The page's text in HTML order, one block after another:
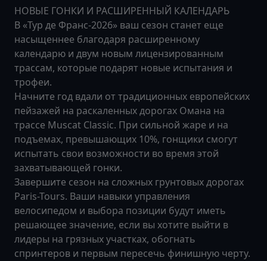
НОВЫЕ ГОНКИ И РАСШИРЕННЫЙ КАЛЕНДАРЬ
В «Тур де Франс-2026» ваш сезон станет еще
насыщеннее благодаря расширенному
календарю и двум новым лицензированным
трассам, которые подарят новые испытания и
трофеи.
Начните год вдали от традиционных европейских
пейзажей на раскаленных дорогах Омана на
трассе Muscat Classic. При сильной жаре и на
подъемах, превышающих 10%, гонщики смогут
испытать свои возможности во время этой
захватывающей гонки.
Завершите сезон на сложных грунтовых дорогах
Paris-Tours. Ваши навыки управления
велосипедом и выбора позиции будут иметь
решающее значение, если вы хотите выйти в
лидеры на грязных участках, обогнать
спринтеров и первым пересечь финишную черту.